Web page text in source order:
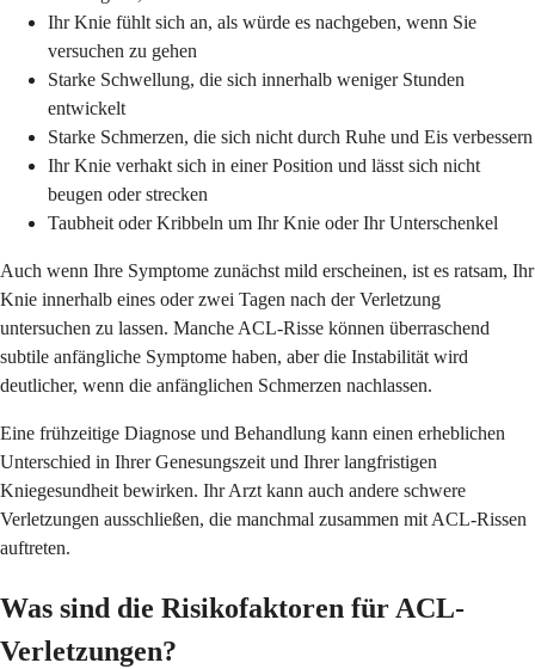
Ihr Knie fühlt sich an, als würde es nachgeben, wenn Sie
versuchen zu gehen
Starke Schwellung, die sich innerhalb weniger Stunden
entwickelt
Starke Schmerzen, die sich nicht durch Ruhe und Eis verbessern
Ihr Knie verhakt sich in einer Position und lässt sich nicht
beugen oder strecken
Taubheit oder Kribbeln um Ihr Knie oder Ihr Unterschenkel
Auch wenn Ihre Symptome zunächst mild erscheinen, ist es ratsam, Ihr
Knie innerhalb eines oder zwei Tagen nach der Verletzung
untersuchen zu lassen. Manche ACL-Risse können überraschend
subtile anfängliche Symptome haben, aber die Instabilität wird
deutlicher, wenn die anfänglichen Schmerzen nachlassen.
Eine frühzeitige Diagnose und Behandlung kann einen erheblichen
Unterschied in Ihrer Genesungszeit und Ihrer langfristigen
Kniegesundheit bewirken. Ihr Arzt kann auch andere schwere
Verletzungen ausschließen, die manchmal zusammen mit ACL-Rissen
auftreten.
Was sind die Risikofaktoren für ACL-
Verletzungen?